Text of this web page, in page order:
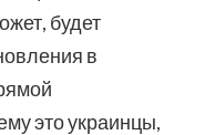
будет
в
это украинцы,